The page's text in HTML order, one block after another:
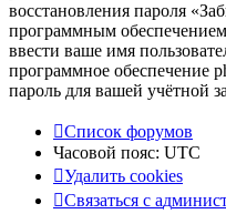
восстановления пароля
программным
ввести ваше имя
программное обеспечение
пароль для вашей учётной
Список форумов
Часовой пояс: UTC
Удалить cookies
Связаться
Связаться с админис